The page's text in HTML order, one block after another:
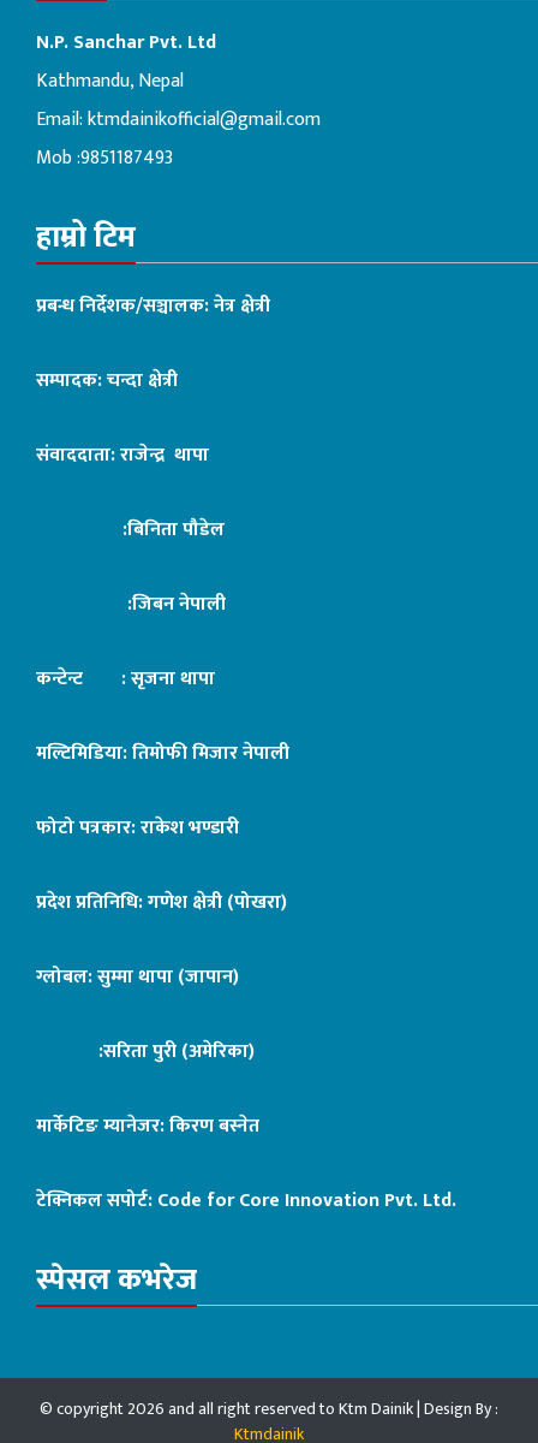
N.P. Sanchar Pvt. Ltd
Kathmandu, Nepal
Email:ktmdainikofficial@gmail.com
Mob :9851187493
हाम्रो टिम
प्रबन्ध निर्देशक/सञ्चालक: नेत्र क्षेत्री
सम्पादक: चन्दा क्षेत्री
संवाददाता: राजेन्द्र थापा
:बिनिता पौडेल
:जिबन नेपाली
कन्टेन्ट : सृजना थापा
मल्टिमिडिया: तिमोफी मिजार नेपाली
फोटो पत्रकार: राकेश भण्डारी
प्रदेश प्रतिनिधि: गणेश क्षेत्री (पोखरा)
ग्लोबल: सुम्मा थापा (जापान)
:सरिता पुरी (अमेरिका)
मार्केटिङ म्यानेजर: किरण बस्नेत
टेक्निकल सपोर्ट:Code for Core Innovation Pvt. Ltd.
स्पेसल कभरेज
© copyright 2026 and all right reserved to Ktm Dainik | Design By :
Ktmdainik